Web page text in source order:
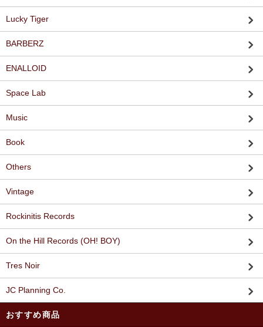
Lucky Tiger
BARBERZ
ENALLOID
Space Lab
Music
Book
Others
Vintage
Rockinitis Records
On the Hill Records (OH! BOY)
Tres Noir
JC Planning Co.
おすすめ商品